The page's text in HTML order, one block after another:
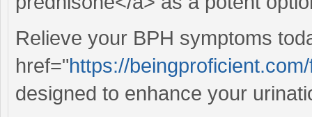
Relieve your BPH symptoms
href="https://
designed to enhance your